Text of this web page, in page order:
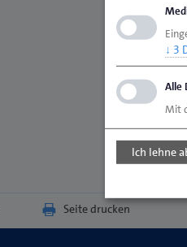
Seite drucken
↓ 3
Alle
Mit
Ich lehne